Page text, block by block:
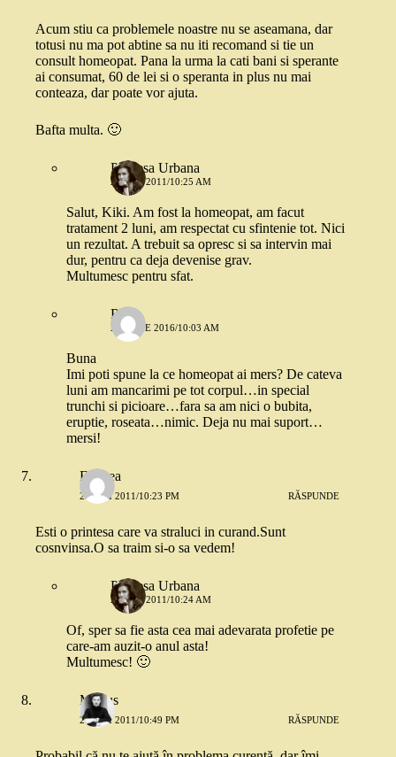
Acum stiu ca problemele noastre nu se aseamana, dar
totusi nu ma pot abtine sa nu iti recomand si tie un
consult homeopat. Pana la urma la cati bani si sperante
ai consumat, 60 de lei si o speranta in plus nu mai
conteaza, dar poate vor ajuta.
Bafta multa. 🙂
Printesa Urbana
24 MAI 2011/10:25 AM
Salut, Kiki. Am fost la homeopat, am facut
tratament 2 luni, am respectat cu sfintenie tot. Nici
un rezultat. A trebuit sa opresc si sa intervin mai
dur, pentru ca deja devenise grav.
Multumesc pentru sfat.
Rox
21 IUNIE 2016/10:03 AM
Buna
Imi poti spune la ce homeopat ai mers? De cateva
luni am mancarimi pe tot corpul…in special
trunchi si picioare…fara sa am nici o bubita,
eruptie, roseata…nimic. Deja nu mai suport…
mersi!
Floarea
23 MAI 2011/10:23 PM RĂSPUNDE
Esti o printesa care va straluci in curand.Sunt
cosnvinsa.O sa traim si-o sa vedem!
Printesa Urbana
24 MAI 2011/10:24 AM
Of, sper sa fie asta cea mai adevarata profetie pe
care-am auzit-o anul asta!
Multumesc! 🙂
Marius
23 MAI 2011/10:49 PM RĂSPUNDE